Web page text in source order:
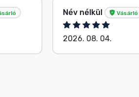
Név nélkül Vásárló
2026. 08. 04.